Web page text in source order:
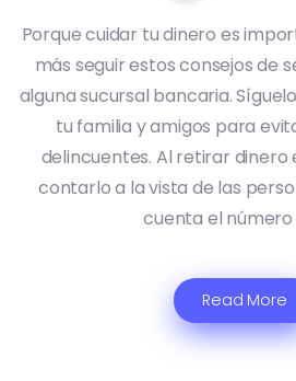
Porque cuidar tu dinero es
más seguir estos consejos de
alguna sucursal bancaria.
tu familia y amigos para
delincuentes. Al retirar dinero
contarlo a la vista de las
cuenta el número
Read More